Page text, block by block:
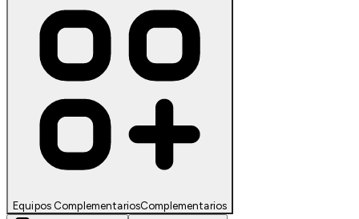
Equipos ComplementariosComplementarios